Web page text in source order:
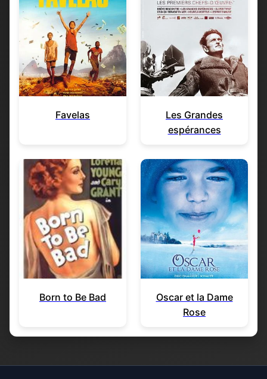
Favelas
Les Grandes
espérances
Born to Be Bad
Oscar et la Dame
Rose